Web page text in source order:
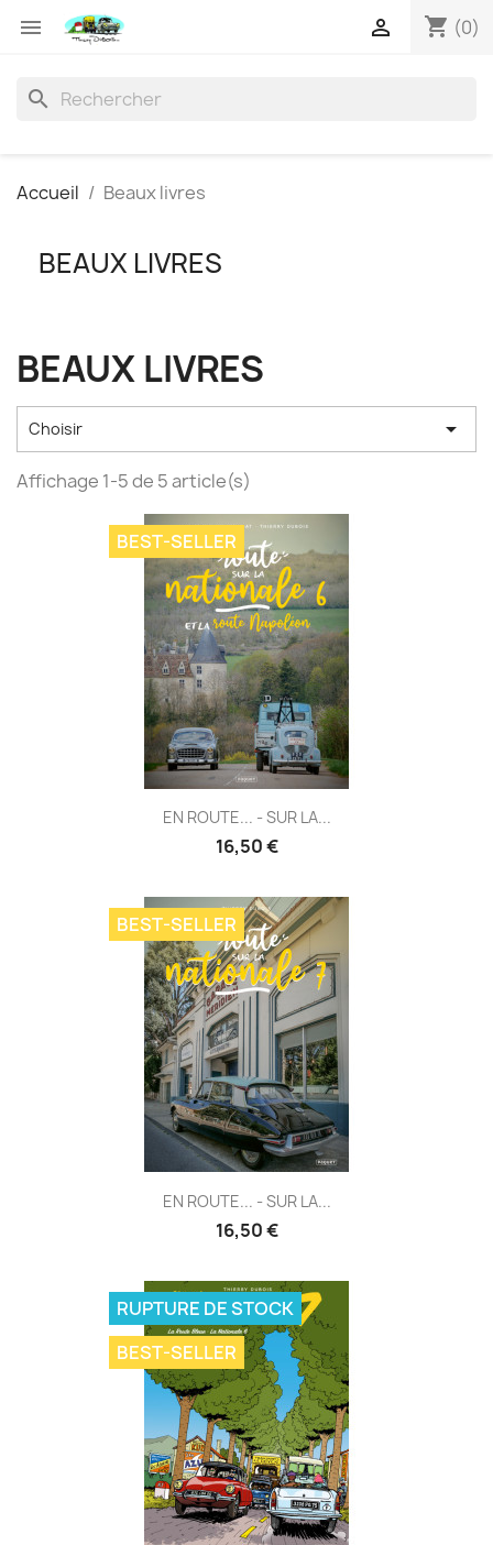
 shopping_cart (0)

search
Accueil Beaux livres
BEAUX LIVRES
BEAUX LIVRES
Choisir 
Affichage 1-5 de 5 article(s)
EN ROUTE... - SUR LA...
16,50 €
BEST-SELLER
EN ROUTE... - SUR LA...
16,50 €
BEST-SELLER
RUPTURE DE STOCK
BEST-SELLER